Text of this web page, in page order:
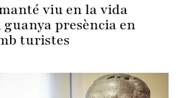
viu en la vida
presència en
turistes